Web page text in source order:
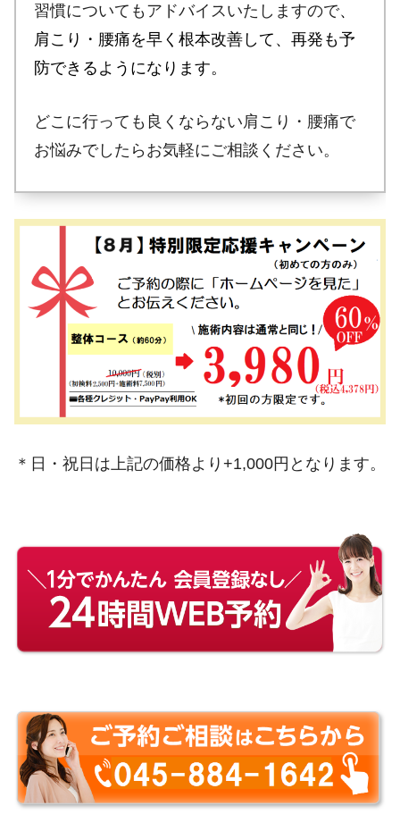
習慣についてもアドバイスいたしますので、
肩こり・腰痛を早く根本改善して、再発も予
防できるようになります。
どこに行っても良くならない肩こり・腰痛で
お悩みでしたらお気軽にご相談ください。
＊日・祝日は上記の価格より+1,000円となります。